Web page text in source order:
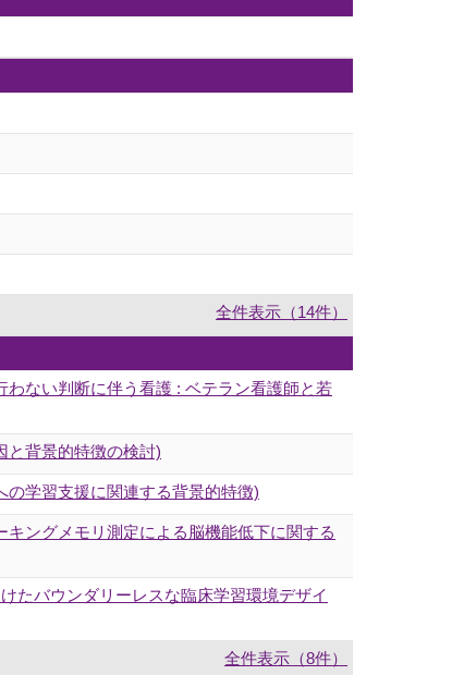
全件表示（14件）
ない判断に伴う看護 : ベテラン看護師と若
と背景的特徴の検討)
学習支援に関連する背景的特徴)
ングメモリ測定による脳機能低下に関する
たバウンダリーレスな臨床学習環境デザイ
全件表示（8件）